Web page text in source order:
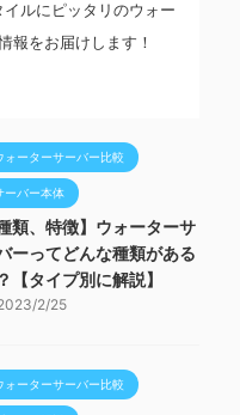
ルにピッタリのウォー
報をお届けします！
ォーターサーバー比較
ーバー本体
種類、特徴】ウォーターサ
ーってどんな種類がある
【タイプ別に解説】
2/25
ォーターサーバー比較